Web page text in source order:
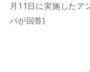
月11日に実施したア
パが回答)